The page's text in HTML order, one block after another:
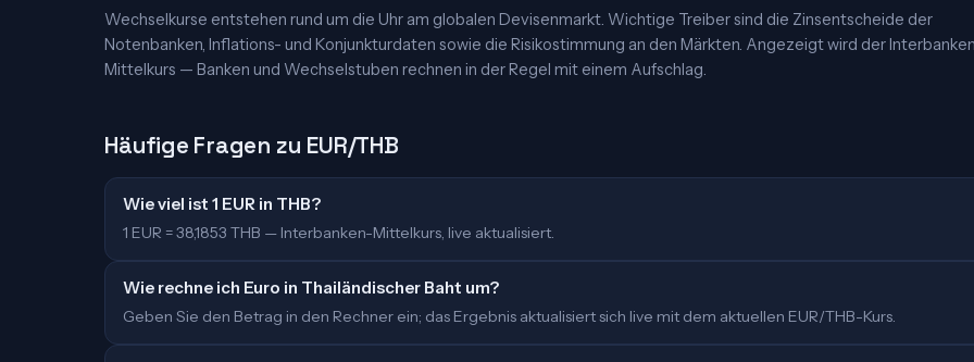
Wechselkurse entstehen rund um die Uhr am globalen Devisenmarkt. Wichtige Treiber sind die Zinsentscheide der
Notenbanken, Inflations- und Konjunkturdaten sowie die Risikostimmung an den Märkten. Angezeigt wird der
Mittelkurs — Banken und Wechselstuben rechnen in der Regel mit einem Aufschlag.
Häufige Fragen zu EUR/THB
Wie viel ist 1 EUR in THB?
1 EUR = 38,1853 THB — Interbanken-Mittelkurs, live aktualisiert.
Wie rechne ich Euro in Thailändischer Baht um?
Geben Sie den Betrag in den Rechner ein; das Ergebnis aktualisiert sich live mit dem aktuellen EUR/THB-Kurs.